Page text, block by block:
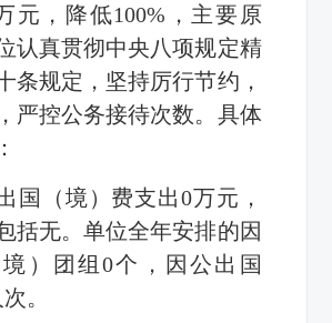
元，降低100% ，主要原
认真贯彻中央八项规定精
条规定，坚持厉行节约，
严控公务接待次数。具体
国（境）费支出0万元，
括无。单位全年安排的因
）团组0个，因公出国
。